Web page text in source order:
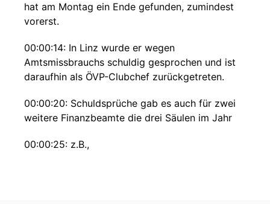
hat am Montag ein Ende gefunden, zumindest
vorerst.
00:00:14: In Linz wurde er wegen
Amtsmissbrauchs schuldig gesprochen und ist
daraufhin als ÖVP-Clubchef zurückgetreten.
00:00:20: Schuldsprüche gab es auch für zwei
weitere Finanzbeamte die drei Säulen im Jahr
00:00:25: z.B.,